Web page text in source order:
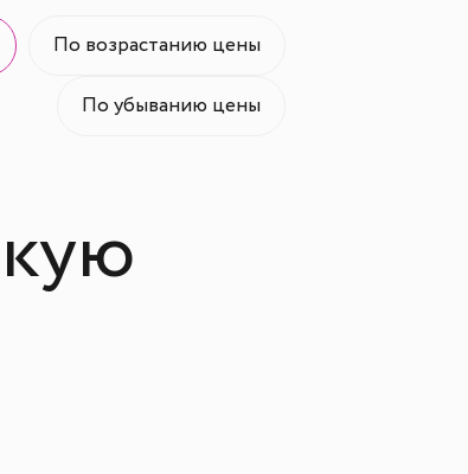
По возрастанию цены
По убыванию цены